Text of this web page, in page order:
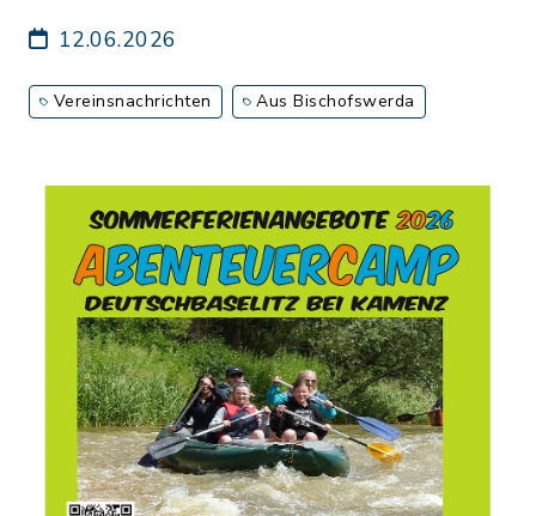
12.06.2026
Vereinsnachrichten Aus Bischofswerda